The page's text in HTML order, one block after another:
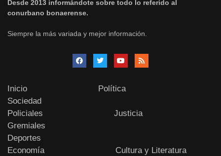
Desde 2013 informándote sobre todo lo referido al
conurbano bonaerense.
Siempre la más variada y mejor información.
Inicio
Política
Sociedad
Policiales
Justicia
Gremiales
Deportes
Economía
Cultura y Literatura